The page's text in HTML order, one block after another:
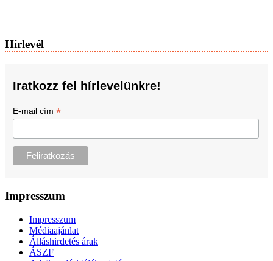
Hírlevél
Iratkozz fel hírlevelünkre!
E-mail cím *
Impresszum
Impresszum
Médiaajánlat
Álláshirdetés árak
ÁSZF